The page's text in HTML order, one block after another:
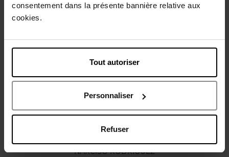
consentement dans la présente bannière relative aux
cookies.
Tout autoriser
Personnaliser
Refuser
Avis client
NARCISO RODRIGUEZ